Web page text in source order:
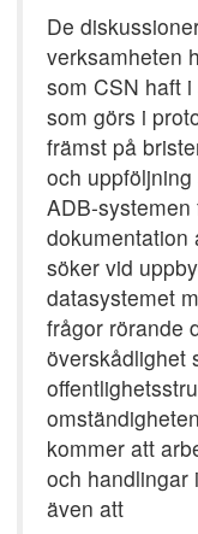
De
verksamheten
som CSN haft
som görs i
främst på
och
ADB-
dokumentation
söker vid
datasystemet
frågor rörande
överskådlighet
kommer att
och handlingar
även att